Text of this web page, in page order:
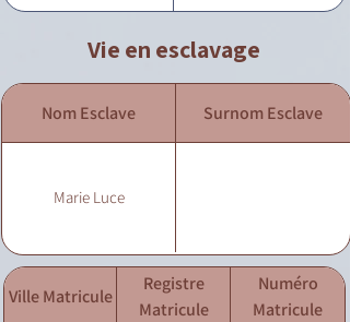
Vie en esclavage
Nom Esclave Surnom Esclave
Marie Luce
Ville Matricule
Registre
Matricule
Numéro
Matricule